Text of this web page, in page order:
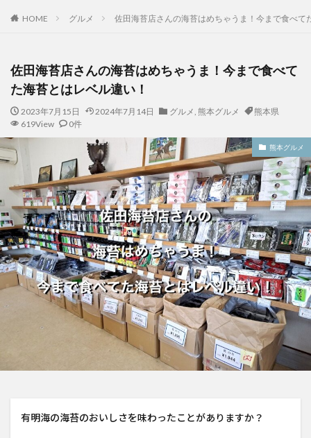
HOME グルメ 佐田海苔店さんの海苔はめちゃうま！今まで食べて
佐田海苔店さんの海苔はめちゃうま！今まで食べて
た海苔とはレベル違い！
2023年7月15日 2024年7月14日 グルメ, 熊本グルメ
熊本県
619View
0件
熊本グルメ
有明海の海苔のおいしさを味わったことがありますか？